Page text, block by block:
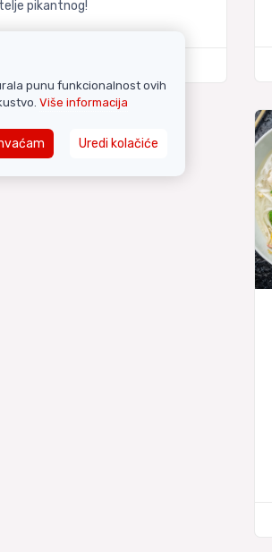
pikantnog!
punu funkcionalnost ovih
Više informacija
Uredi kolačiće